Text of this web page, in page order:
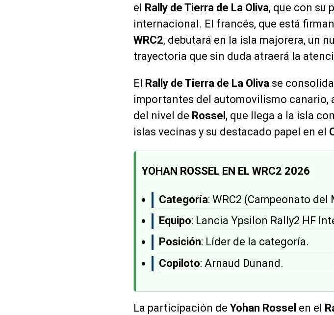
el Rally de Tierra de La Oliva, que con su
internacional. El francés, que está
WRC2, debutará en la isla majorera, un
trayectoria que sin duda atraerá la
El Rally de Tierra de La Oliva se
importantes del automovilismo canario,
del nivel de Rossel , que llega a la isla
islas vecinas y su destacado papel en el
YOHAN ROSSEL EN EL WRC2 2026
Categoría: WRC2 (Campeonato del
Equipo: Lancia Ypsilon Rally2 HF
Posición: Líder de la categoría.
Copiloto: Arnaud Dunand.
La participación de Yohan Rossel en el